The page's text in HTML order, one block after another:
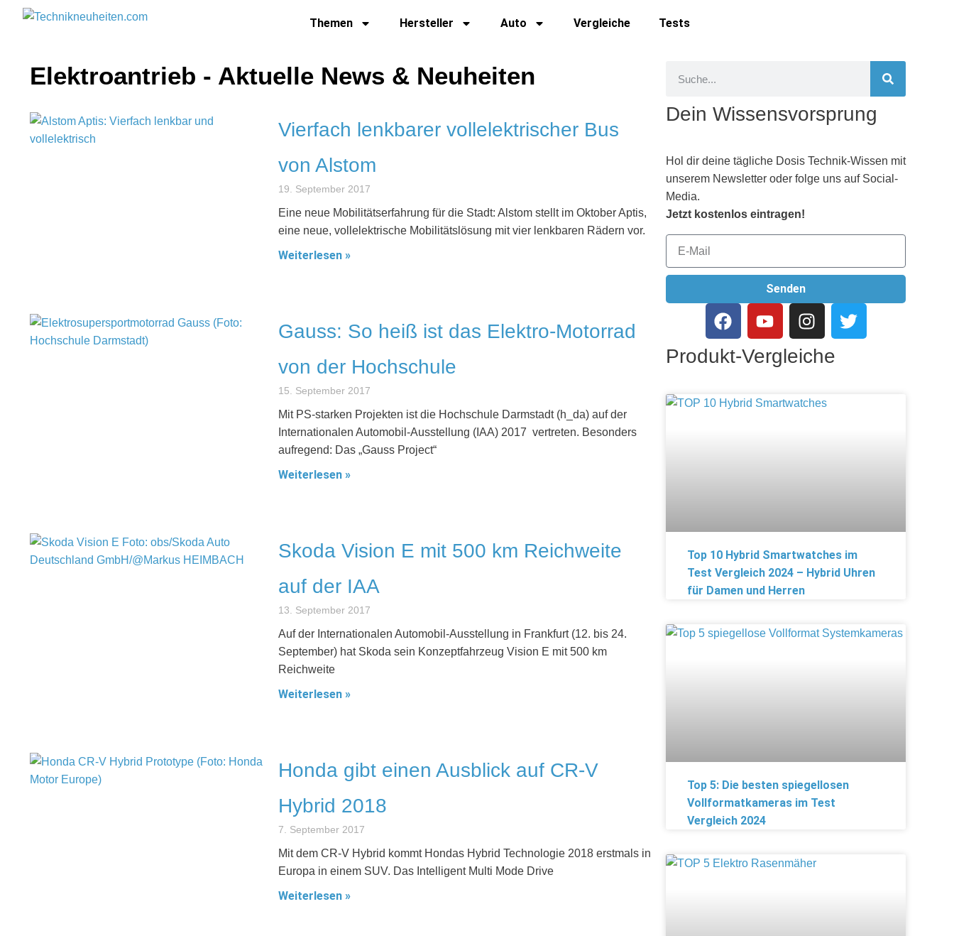
Themen Hersteller Auto Vergleiche Tests
Elektroantrieb - Aktuelle News & Neuheiten
Vierfach lenkbarer vollelektrischer Bus
von Alstom
19. September 2017
Eine neue Mobilitätserfahrung für die Stadt: Alstom stellt im Oktober Aptis,
eine neue, vollelektrische Mobilitätslösung mit vier lenkbaren Rädern vor.
Weiterlesen »
Gauss: So heiß ist das Elektro-Motorrad
von der Hochschule
15. September 2017
Mit PS-starken Projekten ist die Hochschule Darmstadt (h_da) auf der
Internationalen Automobil-Ausstellung (IAA) 2017 vertreten. Besonders
aufregend: Das „Gauss Project“
Weiterlesen »
Skoda Vision E mit 500 km Reichweite
auf der IAA
13. September 2017
Auf der Internationalen Automobil-Ausstellung in Frankfurt (12. bis 24.
September) hat Skoda sein Konzeptfahrzeug Vision E mit 500 km
Reichweite
Weiterlesen »
Honda gibt einen Ausblick auf CR-V
Hybrid 2018
7. September 2017
Mit dem CR-V Hybrid kommt Hondas Hybrid Technologie 2018 erstmals in
Europa in einem SUV. Das Intelligent Multi Mode Drive
Weiterlesen »
Dein Wissensvorsprung
Hol dir deine tägliche Dosis Technik-Wissen mit
unserem Newsletter oder folge uns auf Social-
Media.
Jetzt kostenlos eintragen!
Senden
Produkt-Vergleiche
Top 10 Hybrid Smartwatches im
Test Vergleich 2024 – Hybrid Uhren
für Damen und Herren
Top 5: Die besten spiegellosen
Vollformatkameras im Test
Vergleich 2024